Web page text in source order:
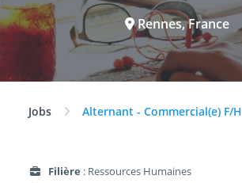
Rennes, France
Jobs Alternant - Commercial(e) F/H
Filière : Ressources Humaines